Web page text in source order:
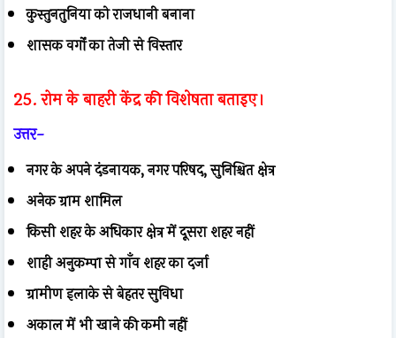
कुस्तुनतुनिया को राजधानी बनाना
शासक वर्गों का तेजी से विस्तार
25. रोम के बाहरी केंद्र की विशेषता बताइए।
उत्तर-
नगर के अपने दंडनायक, नगर परिषद, सुनिश्चित क्षेत्र
अनेक ग्राम शामिल
किसी शहर के अधिकार क्षेत्र में दूसरा शहर नहीं
शाही अनुकम्पा से गाँव शहर का दर्जा
ग्रामीण इलाके से बेहतर सुविधा
अकाल में भी खाने की कमी नहीं